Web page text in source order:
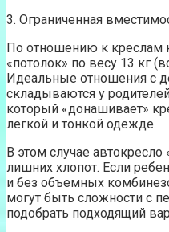
3. Ограниченная
По отношению к креслам
«потолок» по весу 13 кг
Идеальные отношения с
складываются у
который «донашивает»
легкой и тонкой одежде.
В этом случае автокресло
лишних хлопот. Если
и без объемных
могут быть сложности с
подобрать подходящий